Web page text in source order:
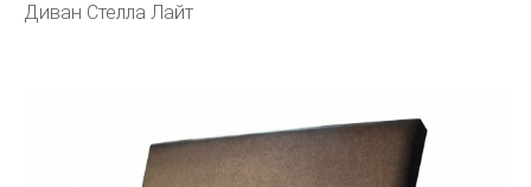
Диван Стелла Лайт